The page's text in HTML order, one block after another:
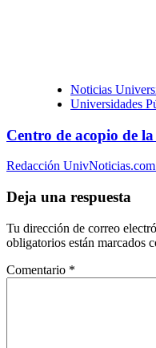
Noticias
Universidades
Centro de acopio de
Redacción UnivNoticias.com
Deja una respuesta
Tu dirección de correo
obligatorios están marcados
Comentario *